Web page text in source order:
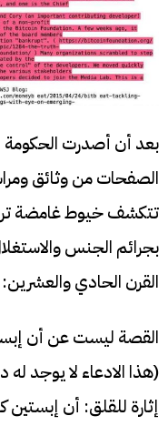
بعد أن أصدرت الحكومة
الصفحات من وثائق
تتكشف خيوط غامضة
بجرائم الجنس
القرن الحادي
القصة ليست عن أن
(هذا الادعاء لا يوجد
إثارة للقلق: أن إبستين